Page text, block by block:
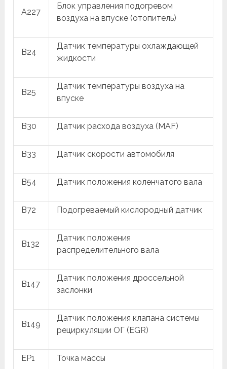
A227
Блок управления подогревом
воздуха на впуске (отопитель)
B24
Датчик температуры охлаждающей
жидкости
B25
Датчик температуры воздуха на
впуске
B30 Датчик расхода воздуха (MAF)
B33 Датчик скорости автомобиля
B54 Датчик положения коленчатого вала
B72 Подогреваемый кислородный датчик
B132
Датчик положения
распределительного вала
B147
Датчик положения дроссельной
заслонки
B149
Датчик положения клапана системы
рециркуляции ОГ (EGR)
EP1 Точка массы